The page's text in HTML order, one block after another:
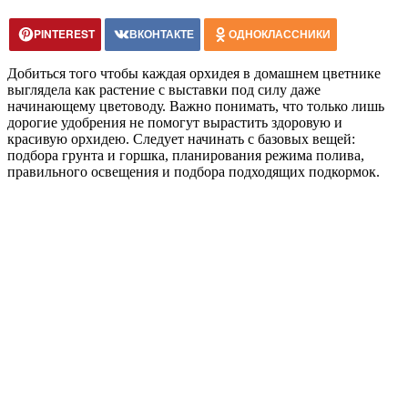
PINTEREST ВКОНТАКТЕ ОДНОКЛАССНИКИ
Добиться того чтобы каждая орхидея в домашнем цветнике
выглядела как растение с выставки под силу даже
начинающему цветоводу. Важно понимать, что только лишь
дорогие удобрения не помогут вырастить здоровую и
красивую орхидею. Следует начинать с базовых вещей:
подбора грунта и горшка, планирования режима полива,
правильного освещения и подбора подходящих подкормок.